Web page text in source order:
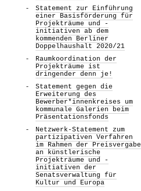
Statement zur Einführung
einer Basisförderung für
Projekträume und -
initiativen ab dem
kommenden Berliner
Doppelhaushalt 2020/21
Raumkoordination der
Projekträume ist
dringender denn je!
Statement gegen die
Erweiterung des
Bewerber*innenkreises um
kommunale Galerien beim
Präsentationsfonds
Netzwerk-Statement zum
partizipativen Verfahren
im Rahmen der Preisvergabe
an künstlerische
Projekträume und -
initiativen der
Senatsverwaltung für
Kultur und Europa